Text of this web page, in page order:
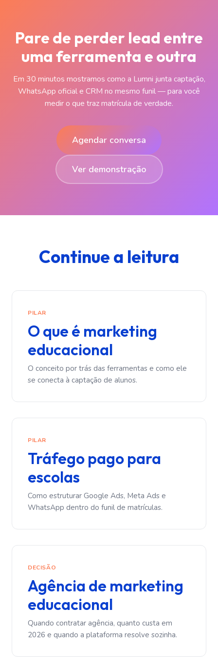
Pare de perder lead entre
uma ferramenta e outra
Em 30 minutos mostramos como a Lumni junta captação,
WhatsApp oficial e CRM no mesmo funil — para você
medir o que traz matrícula de verdade.
Agendar conversa
Ver demonstração
Continue a leitura
PILAR
O que é marketing
educacional
O conceito por trás das ferramentas e como ele
se conecta à captação de alunos.
PILAR
Tráfego pago para
escolas
Como estruturar Google Ads, Meta Ads e
WhatsApp dentro do funil de matrículas.
DECISÃO
Agência de marketing
educacional
Quando contratar agência, quanto custa em
2026 e quando a plataforma resolve sozinha.